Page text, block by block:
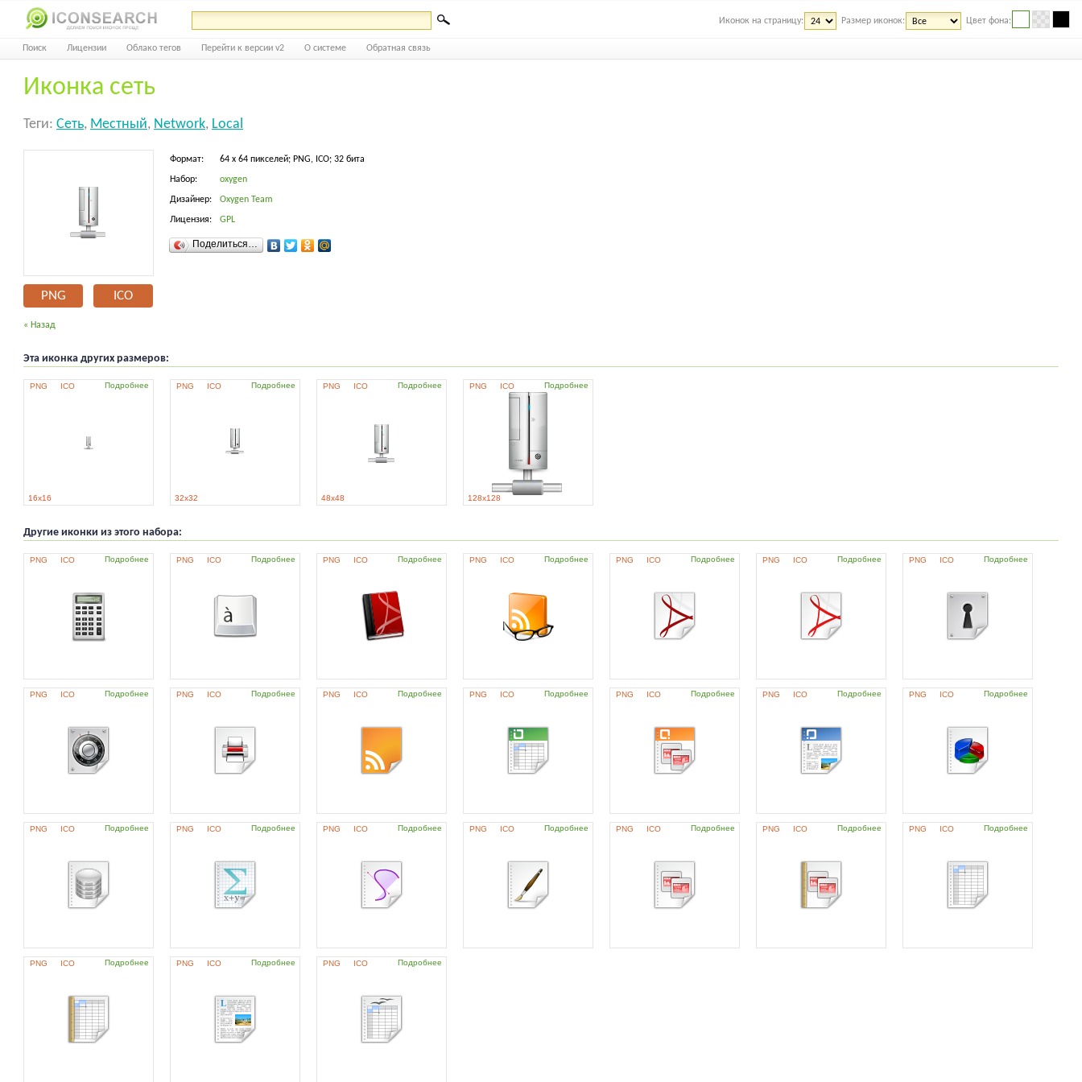
Иконок на страницу: Размер иконок: Цвет фона:
Поиск Лицензии Облако тегов Перейти к версии v2 О системе Обратная связь
Иконка сеть
Теги: Сеть, Местный, Network, Local
PNG ICO
Формат: 64 x 64 пикселей; PNG, ICO; 32 бита
Набор: oxygen
Дизайнер: Oxygen Team
Лицензия: GPL
Поделиться…
« Назад
Эта иконка других размеров:
PNG ICO Подробнее
16x16
PNG ICO Подробнее
32x32
PNG ICO Подробнее
48x48
PNG ICO Подробнее
128x128
Другие иконки из этого набора:
PNG ICO Подробнее PNG ICO Подробнее PNG ICO Подробнее PNG ICO Подробнее PNG ICO Подробнее PNG ICO Подробнее PNG ICO Подробнее
PNG ICO Подробнее PNG ICO Подробнее PNG ICO Подробнее PNG ICO Подробнее PNG ICO Подробнее PNG ICO Подробнее PNG ICO Подробнее
PNG ICO Подробнее PNG ICO Подробнее PNG ICO Подробнее PNG ICO Подробнее PNG ICO Подробнее PNG ICO Подробнее PNG ICO Подробнее
PNG ICO Подробнее PNG ICO Подробнее PNG ICO Подробнее